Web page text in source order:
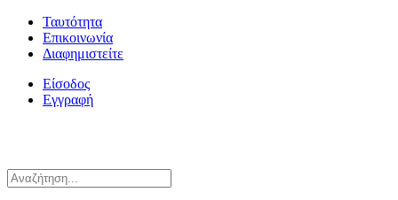
Ταυτότητα
Επικοινωνία
Διαφημιστείτε
Είσοδος
Εγγραφή